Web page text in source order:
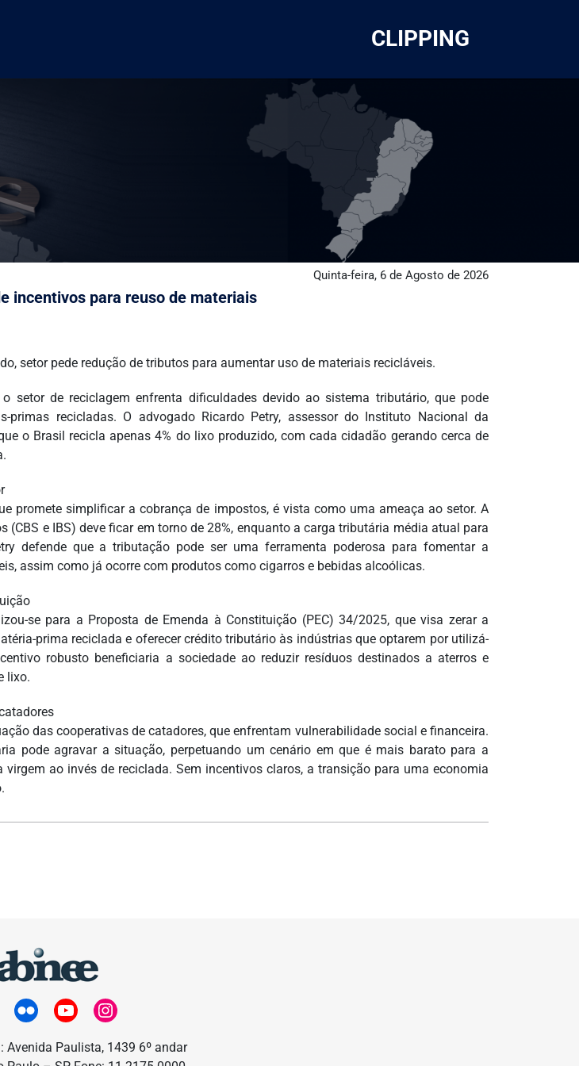
CLIPPING
Quinta-feira, 6 de Agosto de 2026
incentivos para reuso de materiais
setor pede redução de tributos para aumentar uso de materiais recicláveis.
setor de reciclagem enfrenta dificuldades devido ao sistema tributário, que pode
primas recicladas. O advogado Ricardo Petry, assessor do Instituto Nacional da
o Brasil recicla apenas 4% do lixo produzido, com cada cidadão gerando cerca de
promete simplificar a cobrança de impostos, é vista como uma ameaça ao setor. A
(CBS e IBS) deve ficar em torno de 28%, enquanto a carga tributária média atual para
defende que a tributação pode ser uma ferramenta poderosa para fomentar a
assim como já ocorre com produtos como cigarros e bebidas alcoólicas.
se para a Proposta de Emenda à Constituição (PEC) 34/2025, que visa zerar a
prima reciclada e oferecer crédito tributário às indústrias que optarem por utilizá-
robusto beneficiaria a sociedade ao reduzir resíduos destinados a aterros e
lixo.
das cooperativas de catadores, que enfrentam vulnerabilidade social e financeira.
pode agravar a situação, perpetuando um cenário em que é mais barato para a
ao invés de reciclada. Sem incentivos claros, a transição para uma economia
Avenida Paulista, 1439 6º andar